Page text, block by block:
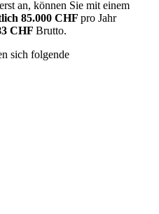
an, können Sie mit einem
85.000 CHF pro Jahr
CHF Brutto.
sich folgende